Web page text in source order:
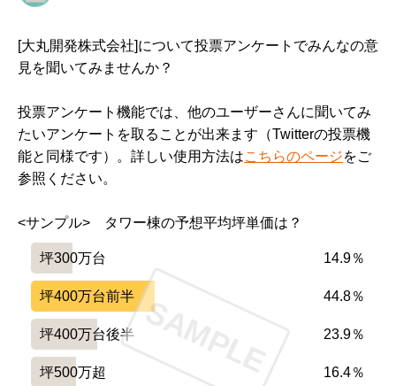
[大丸開発株式会社]について投票アンケートでみんなの意
見を聞いてみませんか？
投票アンケート機能では、他のユーザーさんに聞いてみ
たいアンケートを取ることが出来ます（Twitterの投票機
能と同様です）。詳しい使用方法はこちらのページをご
参照ください。
<サンプル>　タワー棟の予想平均坪単価は？
坪300万台 14.9％
坪400万台前半 44.8％
坪400万台後半 23.9％
坪500万超 16.4％
SAMPLE